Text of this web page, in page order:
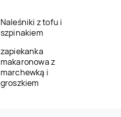
Naleśniki z tofu i
szpinakiem
zapiekanka
makaronowa z
marchewką i
groszkiem